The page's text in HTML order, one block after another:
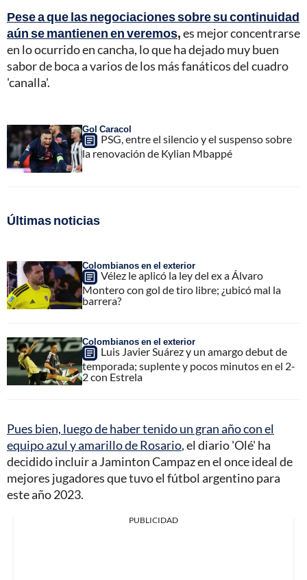
Pese a que las negociaciones sobre su continuidad
aún se mantienen en veremos,es mejor concentrarse
en lo ocurrido en cancha, lo que ha dejado muy buen
sabor de boca a varios de los más fanáticos del cuadro
'canalla'.
Gol Caracol
PSG, entre el silencio y el suspenso sobre
la renovación de Kylian Mbappé
Últimas noticias
Colombianos en el exterior
Vélez le aplicó la ley del ex a Álvaro
Montero con gol de tiro libre; ¿ubicó mal la
barrera?
Colombianos en el exterior
Luis Javier Suárez y un amargo debut de
temporada; suplente y pocos minutos en el 2-
2 con Estrela
Pues bien, luego de haber tenido un gran año con el
equipo azul y amarillo de Rosario, el diario 'Olé' ha
decidido incluir a Jaminton Campaz en el once ideal de
mejores jugadores que tuvo el fútbol argentino para
este año 2023.
PUBLICIDAD